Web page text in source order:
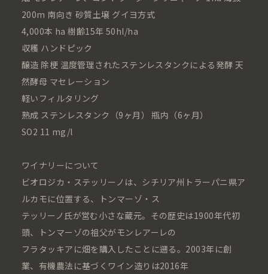
200m 南向き 砂質土壌 グイヨ方式
4,000本 ha 樹齢15年 50hl/ha
収穫 ハンドピック
醸造 除梗 温度管理されたステンレスタンクによる発酵 天
然酵母 マセレーション
軽いフィルタリング
熟成 ステンレスタンク（9ヶ月） 瓶内（6ヶ月）
SO2 11 mg/l
ワイナリーについて
ビオロジカ・ステッリーノは、シチリア州トラーパニ県ア
ルカモに位置する、トンマーゾ・ス
テッリーノ氏が営む小さな蔵元。その歴史は1900年代初
頭、トンマーゾの祖父がモンレアーレの
フラタッキアに畑を購入したことに遡る。2003年に創
業、有機農法に基づくワイン造りは2016年